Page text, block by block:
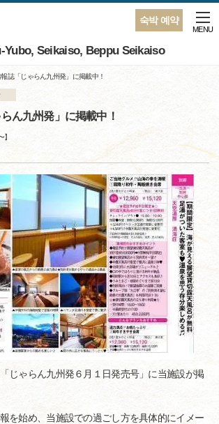
숙박 예약
Yubo, Seikaiso, Beppu Seikaiso
MENU
誌「じゃらん九州発」に掲載中！
ん九州発」に掲載中！
】
じゃらん九州発６月１日発売号」に当施設が掲
を始め、当施設での過ごし方を具体的にイメー